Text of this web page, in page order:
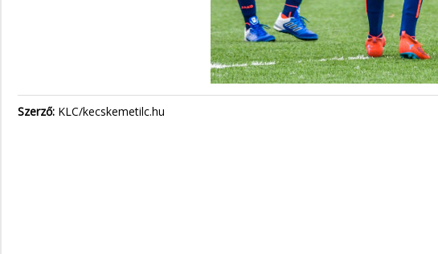
Szerző: KLC/kecskemetilc.hu